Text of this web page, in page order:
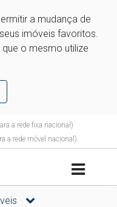
a mudança de
imóveis favoritos.
o mesmo utilize
a rede fixa nacional)
a rede móvel nacional)